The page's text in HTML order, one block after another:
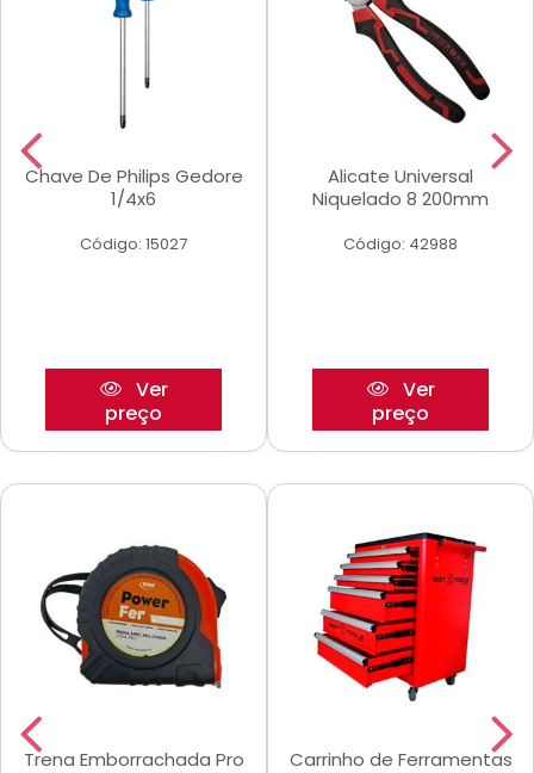
Chave De Philips Gedore
1/4x6
Código: 15027
Ver
preço
Alicate Universal
Niquelado 8 200mm
Código: 42988
Ver
preço
Trena Emborrachada Pro
Carrinho de Ferramentas